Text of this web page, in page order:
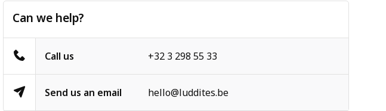
Can we help?
Call us +32 3 298 55 33
Send us an email hello@luddites.be